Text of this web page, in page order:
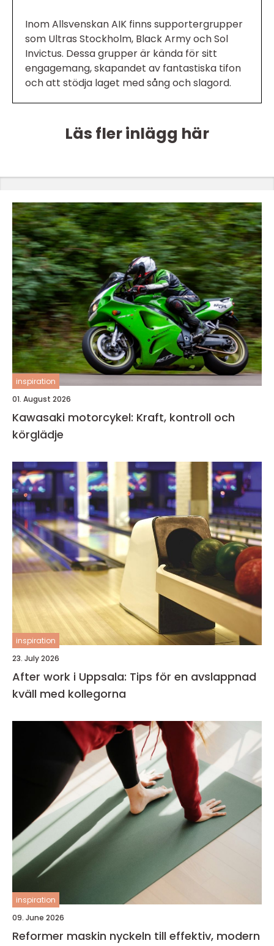
Inom Allsvenskan AIK finns supportergrupper
som Ultras Stockholm, Black Army och Sol
Invictus. Dessa grupper är kända för sitt
engagemang, skapandet av fantastiska tifon
och att stödja laget med sång och slagord.
Läs fler inlägg här
inspiration
01. August 2026
Kawasaki motorcykel: Kraft, kontroll och
körglädje
inspiration
23. July 2026
After work i Uppsala: Tips för en avslappnad
kväll med kollegorna
inspiration
09. June 2026
Reformer maskin nyckeln till effektiv, modern